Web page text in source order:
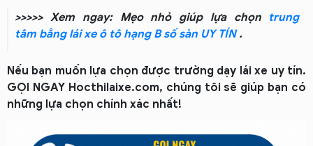
>>>>> Xem ngay: Mẹo nhỏ giúp lựa chọn trung
tâm bằng lái xe ô tô hạng B số sàn UY TÍN.
Nếu bạn muốn lựa chọn được trường dạy lái xe uy tín.
GỌI NGAY Hocthilaixe.com, chúng tôi sẽ giúp bạn có
những lựa chọn chính xác nhất!